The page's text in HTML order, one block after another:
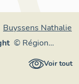
Buyssens Nathalie
© Région
Auvergne-Voir tout